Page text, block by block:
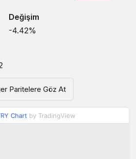
Değişim
-4.42%
Paritelere Göz At
Chart by TradingView